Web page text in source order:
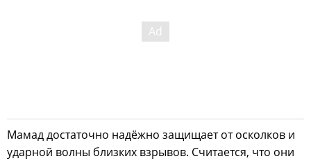
Мамад достаточно надёжно защищает от осколков и
ударной волны близких взрывов. Считается, что они